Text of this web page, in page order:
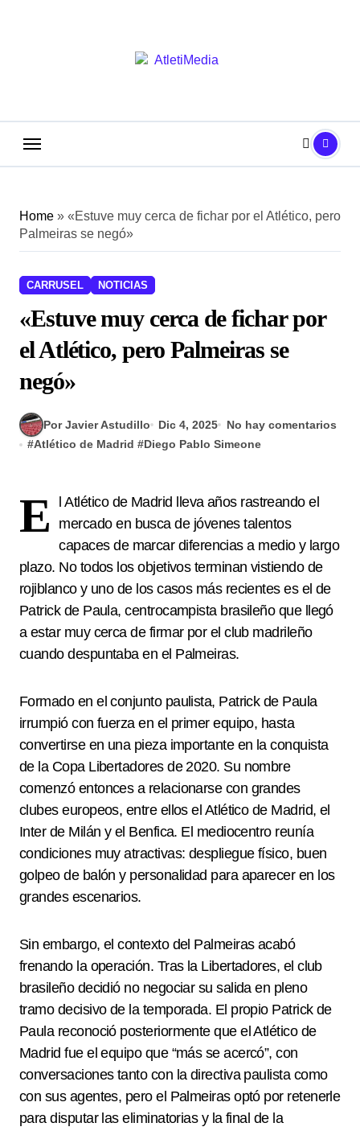
Home » «Estuve muy cerca de fichar por el Atlético, pero
Palmeiras se negó»
CARRUSEL NOTICIAS
«Estuve muy cerca de fichar por
el Atlético, pero Palmeiras se
negó»
Por Javier Astudillo Dic 4, 2025
No hay comentarios
#Atlético de Madrid #Diego Pablo Simeone
E
l Atlético de Madrid lleva años rastreando el
mercado en busca de jóvenes talentos
capaces de marcar diferencias a medio y largo
plazo. No todos los objetivos terminan vistiendo de
rojiblanco y uno de los casos más recientes es el de
Patrick de Paula, centrocampista brasileño que llegó
a estar muy cerca de firmar por el club madrileño
cuando despuntaba en el Palmeiras.
Formado en el conjunto paulista, Patrick de Paula
irrumpió con fuerza en el primer equipo, hasta
convertirse en una pieza importante en la conquista
de la Copa Libertadores de 2020. Su nombre
comenzó entonces a relacionarse con grandes
clubes europeos, entre ellos el Atlético de Madrid, el
Inter de Milán y el Benfica. El mediocentro reunía
condiciones muy atractivas: despliegue físico, buen
golpeo de balón y personalidad para aparecer en los
grandes escenarios.
Sin embargo, el contexto del Palmeiras acabó
frenando la operación. Tras la Libertadores, el club
brasileño decidió no negociar su salida en pleno
tramo decisivo de la temporada. El propio Patrick de
Paula reconoció posteriormente que el Atlético de
Madrid fue el equipo que “más se acercó”, con
conversaciones tanto con la directiva paulista como
con sus agentes, pero el Palmeiras optó por retenerle
para disputar las eliminatorias y la final de la